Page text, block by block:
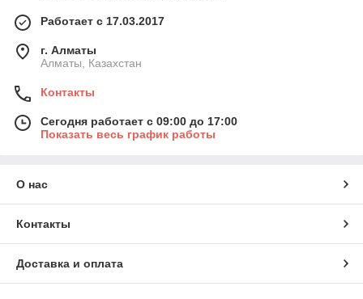
Работает с 17.03.2017
г. Алматы
Алматы, Казахстан
Контакты
Сегодня работает с 09:00 до 17:00
Показать весь график работы
О нас
Контакты
Доставка и оплата